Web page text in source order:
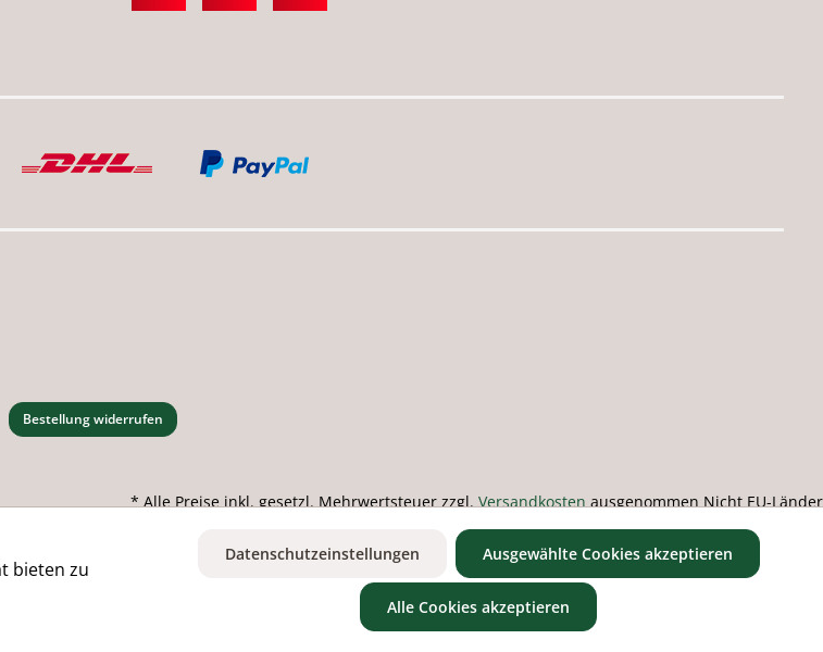
Bestellung widerrufen
* Alle Preise inkl. gesetzl. Mehrwertsteuer zzgl. Versandkosten ausgenommen Nicht EU-Länder
bieten zu
Datenschutzeinstellungen Ausgewählte Cookies akzeptieren
Alle Cookies akzeptieren